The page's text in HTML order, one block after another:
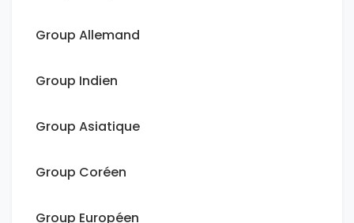
Group Allemand
Group Indien
Group Asiatique
Group Coréen
Group Européen